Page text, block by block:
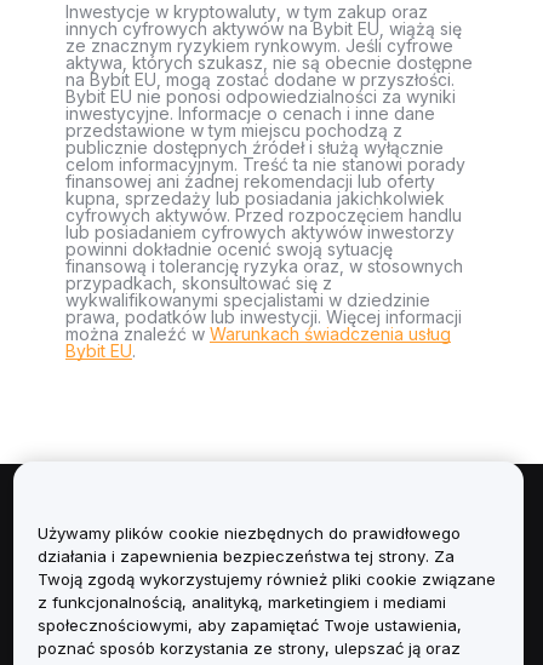
Inwestycje w kryptowaluty, w tym zakup oraz
innych cyfrowych aktywów na Bybit EU, wiążą się
ze znacznym ryzykiem rynkowym. Jeśli cyfrowe
aktywa, których szukasz, nie są obecnie dostępne
na Bybit EU, mogą zostać dodane w przyszłości.
Bybit EU nie ponosi odpowiedzialności za wyniki
inwestycyjne. Informacje o cenach i inne dane
przedstawione w tym miejscu pochodzą z
publicznie dostępnych źródeł i służą wyłącznie
celom informacyjnym. Treść ta nie stanowi porady
finansowej ani żadnej rekomendacji lub oferty
kupna, sprzedaży lub posiadania jakichkolwiek
cyfrowych aktywów. Przed rozpoczęciem handlu
lub posiadaniem cyfrowych aktywów inwestorzy
powinni dokładnie ocenić swoją sytuację
finansową i tolerancję ryzyka oraz, w stosownych
przypadkach, skonsultować się z
wykwalifikowanymi specjalistami w dziedzinie
prawa, podatków lub inwestycji. Więcej informacji
można znaleźć w Warunkach świadczenia usług
Bybit EU.
Informacje
Usługi
Obsługa Klienta
Używamy plików cookie niezbędnych do prawidłowego
działania i zapewnienia bezpieczeństwa tej strony. Za
Twoją zgodą wykorzystujemy również pliki cookie związane
z funkcjonalnością, analityką, marketingiem i mediami
społecznościowymi, aby zapamiętać Twoje ustawienia,
poznać sposób korzystania ze strony, ulepszać ją oraz